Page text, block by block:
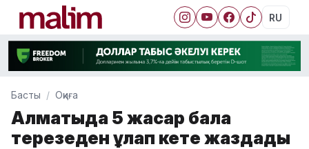
RU
Басты Оқиға
Алматыда 5 жасар бала
терезеден құлап кете жаздады